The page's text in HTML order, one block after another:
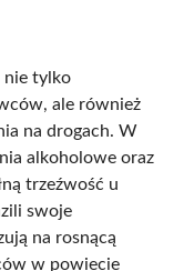
nie tylko
ale również
na drogach. W
alkoholowe oraz
trzeźwość u
swoje
na rosnącą
w powiecie